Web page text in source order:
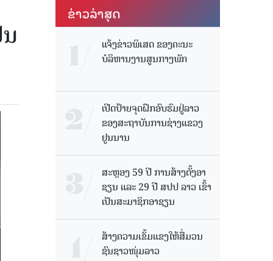
ຂ່າວ​ລ່າ​ສຸດ
ແຈ້ງຂ່າວພິເສດ ຂອງຄະນະ
ບໍລິຫານງານສູນກາງພັກ
ເປີດປ້າຍຈຸດຝຶກອົບຮົມຢູ່ລາວ
ຂອງສະຖາບັນການຊ່າງແຂວງ
ຢູນນານ
ສະຫຼອງ 59 ປີ ການສ້າງຕັ້ງອາ
ຊຽນ ແລະ 29 ປີ ສປປ ລາວ ເຂົ້າ
ເປັນສະມາຊິກອາຊຽນ
ສ້າງຄວາມເຂັ້ມແຂງໃຫ້ສື່ມວນ
ຊົນຊາວໜຸ່ມລາວ